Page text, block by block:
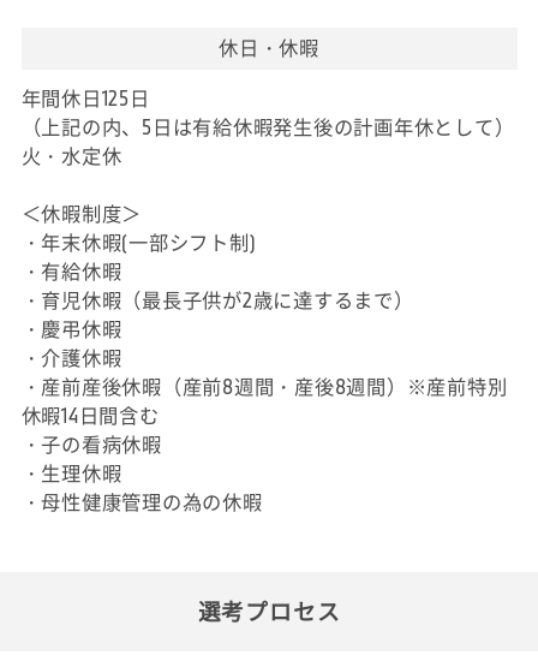
休日・休暇
年間休日125日
（上記の内、5日は有給休暇発生後の計画年休として）
火・水定休
＜休暇制度＞
・年末休暇(一部シフト制)
・有給休暇
・育児休暇（最長子供が2歳に達するまで）
・慶弔休暇
・介護休暇
・産前産後休暇（産前8週間・産後8週間）※産前特別
休暇14日間含む
・子の看病休暇
・生理休暇
・母性健康管理の為の休暇
選考プロセス